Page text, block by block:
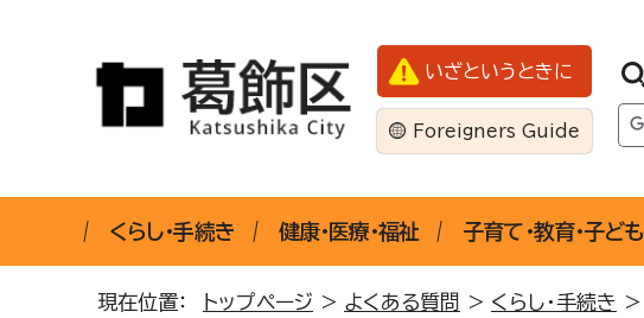
いざというときに
Foreigners Guide
くらし・手続き 健康・医療・福祉 子育て・教育・子ども
現在位置： トップページ > よくある質問 > くらし・手続き >